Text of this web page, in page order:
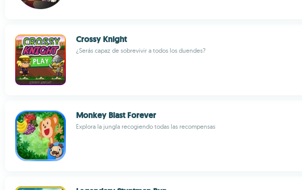
Crossy Knight
¿Serás capaz de sobrevivir a todos los duendes?
Monkey Blast Forever
Explora la jungla recogiendo todas las recompensas